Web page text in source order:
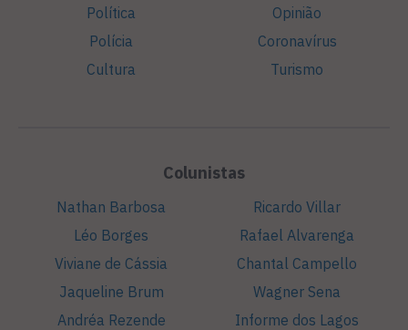
Política
Polícia
Cultura
Opinião
Coronavírus
Turismo
Colunistas
Nathan Barbosa
Léo Borges
Viviane de Cássia
Jaqueline Brum
Andréa Rezende
Ricardo Villar
Rafael Alvarenga
Chantal Campello
Wagner Sena
Informe dos Lagos